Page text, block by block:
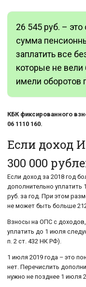
26 545 руб. –
сумма
заплатить все
которые не вели
имели оборотов
КБК фиксированного
06 1110 160.
Если доход
300 000
Если доход за 2018 год
дополнительно
руб. за год. При этом
не может быть больше
Взносы на ОПС с
уплатить до 1 июля
п. 2 ст. 432 НК РФ).
1 июля 2019 года – это
нет. Перечислить
нужно не позднее 1 июля